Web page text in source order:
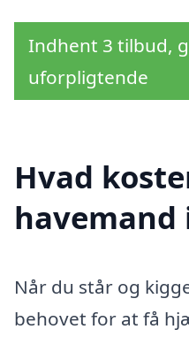
Indhent 3 tilbud,
uforpligtende
Hvad
havemand
Når du står og
behovet for at få